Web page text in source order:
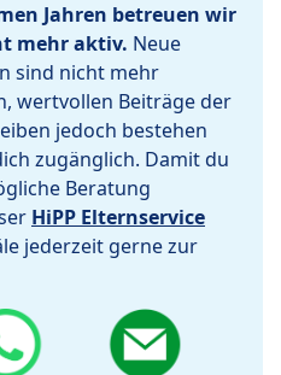
Jahren betreuen wir
mehr aktiv. Neue
sind nicht mehr
wertvollen Beiträge der
jedoch bestehen
zugänglich. Damit du
Beratung
HiPP Elternservice
jederzeit gerne zur